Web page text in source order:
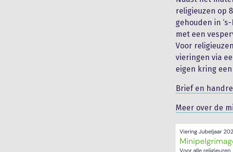
religieuzen op
gehouden in
met een
Voor
vieringen via
eigen kring
Brief en
Meer over de